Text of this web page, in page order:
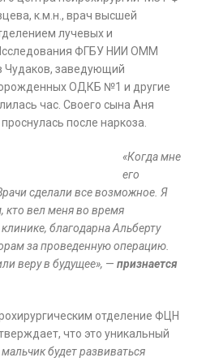
к.м.н., врач высшей
лучевых и
ФГБУ НИИ ОММ
Чудаков, заведующий
ОДКБ №1 и другие
час. Своего сына Аня
после наркоза.
«Когда мне
его
сделали все возможное. Я
кто вел меня во время
благодарна Альберту
за проведенную операцию.
веру в будущее», — признается
отделение ФЦН
что это уникальный
будет развиваться